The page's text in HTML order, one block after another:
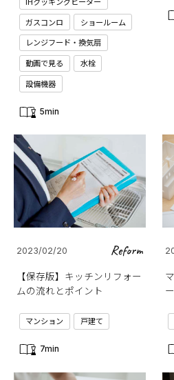
ガスコンロ
ショールーム
レンジフード・換気扇
動画で見る
水栓
設備機器
5min
2023/02/20 Reform
【保存版】キッチンリフォー
ムの流れとポイント
マンション 戸建て
7min